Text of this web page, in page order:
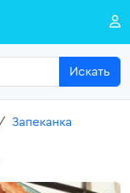
Искать
Запеканка